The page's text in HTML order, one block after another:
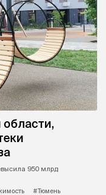
области,
950 млрд
#Тюмень